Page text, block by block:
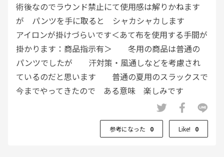
術後なのでラウンド禁止にて使用感は解りかねます
が パンツを手に取ると シャカシャカします
アイロンが掛けづらいです＜あて布を使用する手間が
掛かります：商品指示有＞ 冬用の商品は普通の
パンツでしたが 汗対策・風通しなどを考慮され
ているのだと思います 普通の夏用のスラックスで
今までやってきたので ある意味 楽しみです
術後経過 ラウンドＯＫでるのがいつや
ら・・・・ 準備だけはしたくて 我慢できず購入
参考になった 0 Like! 0